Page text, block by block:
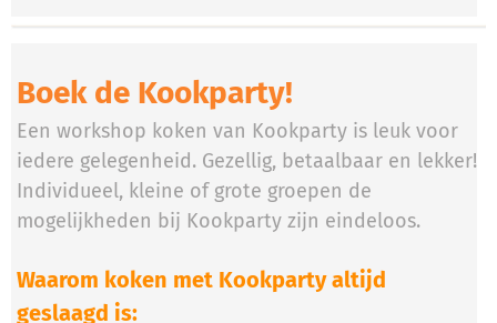
Boek de Kookparty!
Een workshop koken van Kookparty is leuk voor
iedere gelegenheid. Gezellig, betaalbaar en lekker!
Individueel, kleine of grote groepen de
mogelijkheden bij Kookparty zijn eindeloos.
Waarom koken met Kookparty altijd
geslaagd is: